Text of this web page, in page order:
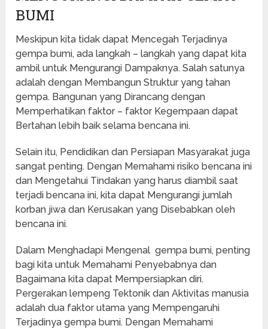
BUMI
Meskipun kita tidak dapat Mencegah Terjadinya
gempa bumi, ada langkah – langkah yang dapat kita
ambil untuk Mengurangi Dampaknya. Salah satunya
adalah dengan Membangun Struktur yang tahan
gempa. Bangunan yang Dirancang dengan
Memperhatikan faktor – faktor Kegempaan dapat
Bertahan lebih baik selama bencana ini.
Selain itu, Pendidikan dan Persiapan Masyarakat juga
sangat penting. Dengan Memahami risiko bencana ini
dan Mengetahui Tindakan yang harus diambil saat
terjadi bencana ini, kita dapat Mengurangi jumlah
korban jiwa dan Kerusakan yang Disebabkan oleh
bencana ini.
Dalam Menghadapi Mengenal gempa bumi, penting
bagi kita untuk Memahami Penyebabnya dan
Bagaimana kita dapat Mempersiapkan diri.
Pergerakan lempeng Tektonik dan Aktivitas manusia
adalah dua faktor utama yang Mempengaruhi
Terjadinya gempa bumi. Dengan Memahami